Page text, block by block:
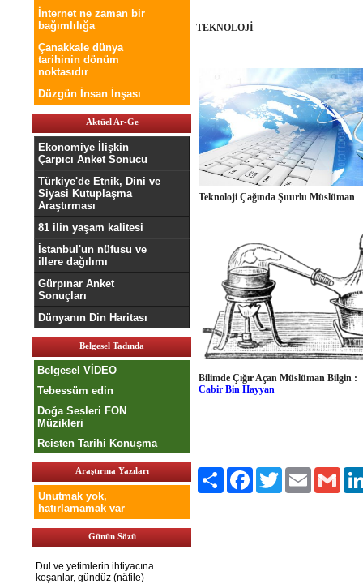
İnternet ne zaman bir
bağımlılığa
Çanakkale dünya
tarihinin dönüm
noktasıdır
Düzgün İnsan İnşası
Aktüel Ar-Ge
Ekonomiye İlişkin
Çarpıcı Anket Sonucu
Türkiye'de Etnik, Dini ve
Siyasi Kutuplaşma
Araştırması
81 ilin yaşam kalitesi
İstanbul'un nüfusu ve
illere dağılımı
Gürpınar Anket
Sonuçları
Dünyanın Din Haritası
Belgesel Tadında
Belgesel VİDEO
Tebessüm edin
Doğa Sesleri FON
Müzikleri
Reisten Tarihi Konuşma
Araştırma Yazıları
Unutmak yok,
hatırlamamak var
Günün Sözü
TEKNOLOJİ
Teknoloji Çağında Şuurlu Müslüman
Bilimde Çığır Açan Müslüman Bilgin :
Cabir Bin Hayyan
Paylaş FacebookTwitter Email Gmail